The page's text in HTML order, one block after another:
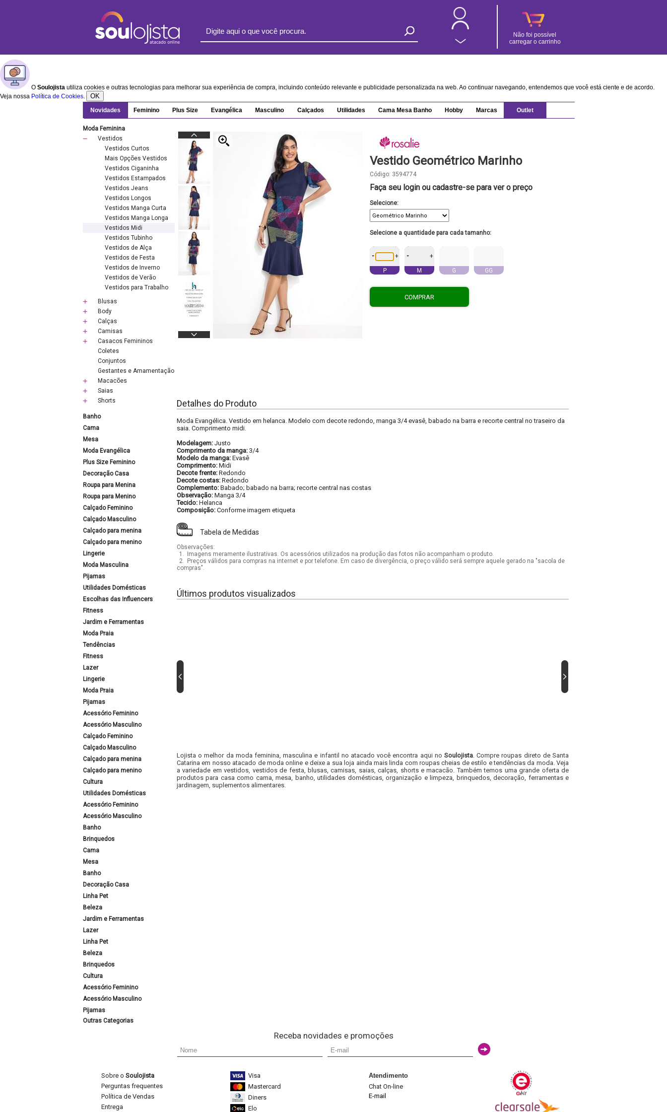
Não foi possível
carregar o carrinho
O Soulojista utiliza cookies e outras tecnologias para melhorar sua experiência de compra, incluindo conteúdo relevante e publicidade personalizada na web. Ao continuar navegando, entendemos que você está ciente e de acordo.
Veja nossa Política de Cookies. OK
Novidades Feminino Plus Size Evangélica Masculino Calçados Utilidades Cama Mesa Banho Hobby Marcas Outlet
Moda Feminina
Vestidos
Vestidos Curtos
Mais Opções Vestidos
Vestidos Ciganinha
Vestidos Estampados
Vestidos Jeans
Vestidos Longos
Vestidos Manga Curta
Vestidos Manga Longa
Vestidos Midi
Vestidos Tubinho
Vestidos de Alça
Vestidos de Festa
Vestidos de Inverno
Vestidos de Verão
Vestidos para Trabalho
Blusas
Body
Calças
Camisas
Casacos Femininos
Coletes
Conjuntos
Gestantes e Amamentação
Macacões
Saias
Shorts
Banho
Cama
Mesa
Moda Evangélica
Plus Size Feminino
Decoração Casa
Roupa para Menina
Roupa para Menino
Calçado Feminino
Calçado Masculino
Calçado para menina
Calçado para menino
Lingerie
Moda Masculina
Pijamas
Utilidades Domésticas
Escolhas das Influencers
Fitness
Jardim e Ferramentas
Moda Praia
Tendências
Fitness
Lazer
Lingerie
Moda Praia
Pijamas
Acessório Feminino
Acessório Masculino
Calçado Feminino
Calçado Masculino
Calçado para menina
Calçado para menino
Cultura
Utilidades Domésticas
Acessório Feminino
Acessório Masculino
Banho
Brinquedos
Cama
Mesa
Banho
Decoração Casa
Linha Pet
Beleza
Jardim e Ferramentas
Lazer
Linha Pet
Beleza
Brinquedos
Cultura
Acessório Feminino
Acessório Masculino
Pijamas
Outras Categorias
Vestido Geométrico Marinho
Código: 3594774
Faça seu login ou cadastre-se para ver o preço
Selecione:
Selecione a quantidade para cada tamanho:
- +
P
- +
M G GG
COMPRAR
Detalhes do Produto
Moda Evangélica. Vestido em helanca. Modelo com decote redondo, manga 3/4 evasê, babado na barra e recorte central no traseiro da
saia. Comprimento midi.
Modelagem: Justo
Comprimento da manga: 3/4
Modelo da manga: Evasê
Comprimento: Midi
Decote frente: Redondo
Decote costas: Redondo
Complemento: Babado; babado na barra; recorte central nas costas
Observação: Manga 3/4
Tecido: Helanca
Composição: Conforme imagem etiqueta
Tabela de Medidas
Observações:
1.
Imagens meramente ilustrativas. Os acessórios utilizados na produção das fotos não acompanham o produto.
2.
Preços válidos para compras na internet e por telefone. Em caso de divergência, o preço válido será sempre aquele gerado na "sacola de
compras".
Últimos produtos visualizados
Lojista o melhor da moda feminina, masculina e infantil no atacado você encontra aqui no Soulojista. Compre roupas direto de Santa
Catarina em nosso atacado de moda online e deixe a sua loja ainda mais linda com roupas cheias de estilo e tendências da moda. Veja
a variedade em vestidos, vestidos de festa, blusas, camisas, saias, calças, shorts e macacão. Também temos uma grande oferta de
produtos para casa como cama, mesa, banho, utilidades domésticas, organização e limpeza, brinquedos, decoração, ferramentas e
jardinagem, suplementos alimentares.
Receba novidades e promoções
Sobre o Soulojista
Perguntas frequentes
Política de Vendas
Entrega
Visa
Mastercard
Diners
Elo
Atendimento
Chat On-line
E-mail